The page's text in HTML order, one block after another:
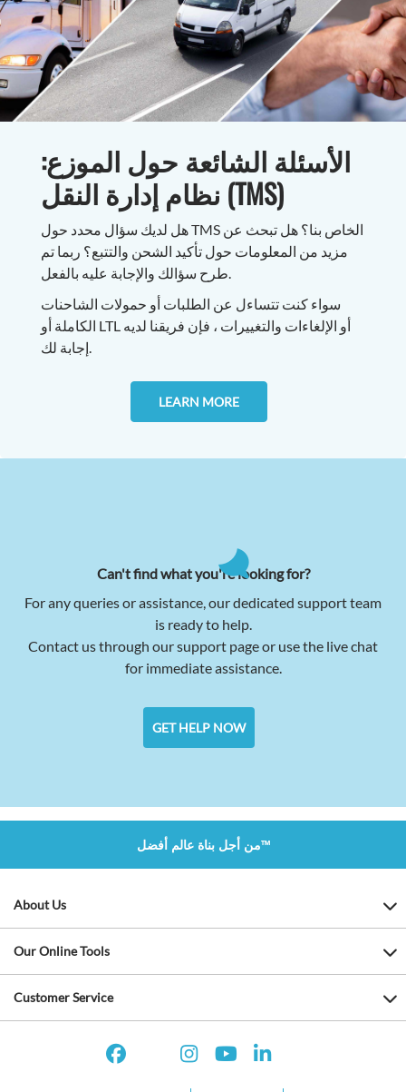
الأسئلة الشائعة حول الموزع:
نظام إدارة النقل (TMS)
هل لديك سؤال محدد حول TMS الخاص بنا؟ هل تبحث عن
مزيد من المعلومات حول تأكيد الشحن والتتبع؟ ربما تم
طرح سؤالك والإجابة عليه بالفعل.
سواء كنت تتساءل عن الطلبات أو حمولات الشاحنات
الكاملة أو LTL أو الإلغاءات والتغييرات ، فإن فريقنا لديه
إجابة لك.
LEARN MORE
Can't find what you're looking for?
For any queries or assistance, our dedicated support team
is ready to help.
Contact us through our support page or use the live chat
for immediate assistance.
GET HELP NOW
من أجل بناة عالم أفضل™
About Us
Our Online Tools
Customer Service